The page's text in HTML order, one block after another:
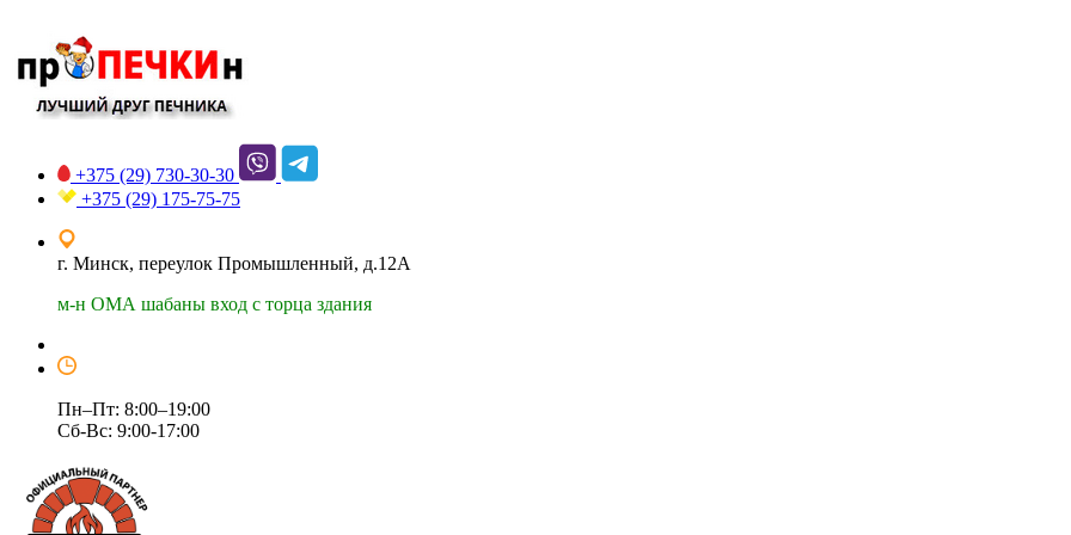
+375 (29) 730-30-30
+375 (29) 175-75-75
г. Минск, переулок Промышленный, д.12А
м-н ОМА шабаны вход с торца здания
Пн–Пт: 8:00–19:00
Сб-Вс: 9:00-17:00